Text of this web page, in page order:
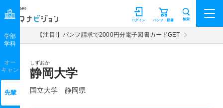
マナビジョン パンフ・願書
ログイン 検索
【注目!】パンフ請求で2000円分電子図書カードGET
しずおか
静岡大学
国立大学 静岡県
学部
学科
オー
キャン
先輩